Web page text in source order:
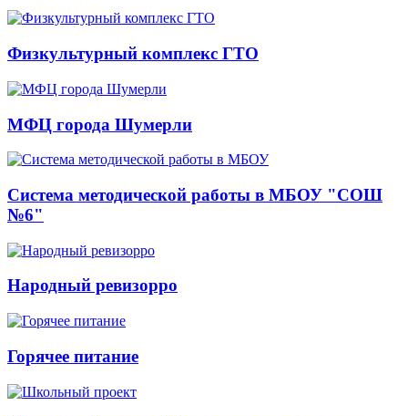
Физкультурный комплекс ГТО
МФЦ города Шумерли
Система методической работы в МБОУ "СОШ
№6"
Народный ревизорро
Горячее питание